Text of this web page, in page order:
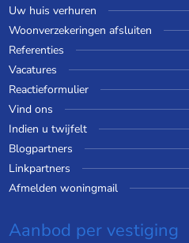
Uw huis verhuren
Woonverzekeringen afsluiten
Referenties
Vacatures
Reactieformulier
Vind ons
Indien u twijfelt
Blogpartners
Linkpartners
Afmelden woningmail
Aanbod per vestiging